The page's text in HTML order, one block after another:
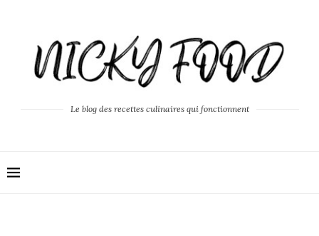
Le blog des recettes culinaires qui fonctionnent